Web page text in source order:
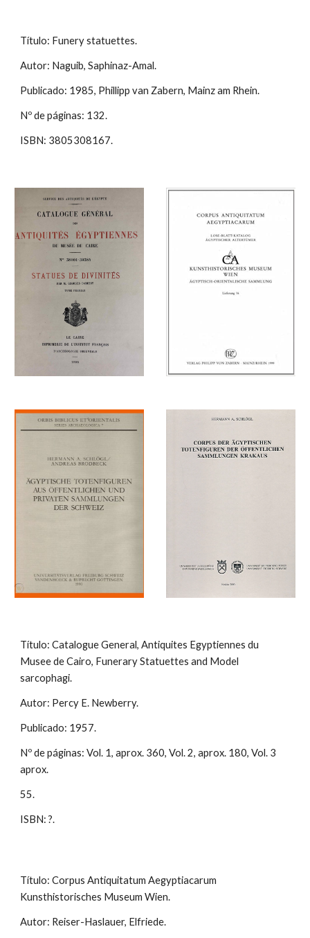
Título: Funery statuettes.
Autor: Naguib, Saphinaz-Amal.
Publicado: 1985, Phillipp van Zabern, Mainz am Rhein.
Nº de páginas: 132.
ISBN: 3805308167.
Título: Catalogue General, Antiquites Egyptiennes du
Musee de Cairo, Funerary Statuettes and Model
sarcophagi.
Autor: Percy E. Newberry.
Publicado: 1957.
Nº de páginas: Vol. 1, aprox. 360, Vol. 2, aprox. 180, Vol. 3
aprox.
55.
ISBN: ?.
Título: Corpus Antiquitatum Aegyptiacarum
Kunsthistorisches Museum Wien.
Autor: Reiser-Haslauer, Elfriede.